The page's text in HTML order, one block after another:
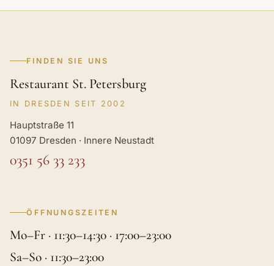
FINDEN SIE UNS
Restaurant St. Petersburg
IN DRESDEN SEIT 2002
Hauptstraße 11
01097 Dresden · Innere Neustadt
0351 56 33 233
ÖFFNUNGSZEITEN
Mo–Fr · 11:30–14:30 · 17:00–23:00
Sa–So · 11:30–23:00